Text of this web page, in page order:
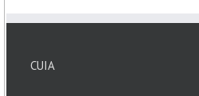
CUIA